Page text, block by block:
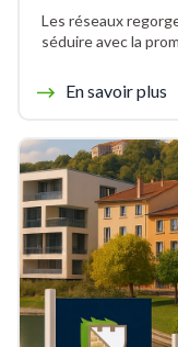
Les réseaux
séduire avec la
En savoir plus